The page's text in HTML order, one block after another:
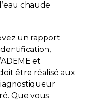
chaude
un rapport
et
être réalisé aux
Que vous